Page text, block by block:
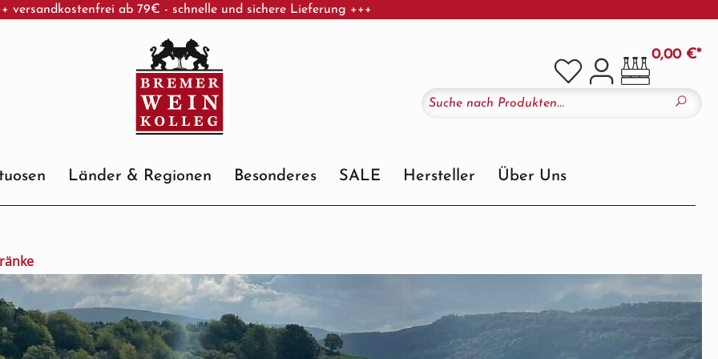
versandkostenfrei ab 79€ - schnelle und sichere Lieferung +++
0,00 €*
Länder & Regionen Besonderes SALE Hersteller Über Uns